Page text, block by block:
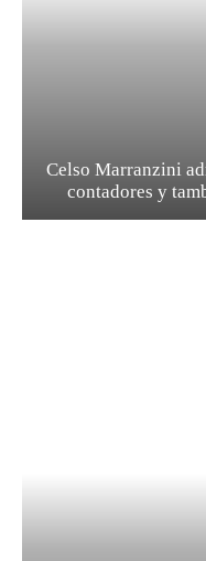
Celso Marranzini
contadores y